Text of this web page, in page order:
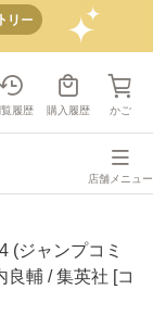
覧履歴 購入履歴 かご
店舗メニュー
(ジャンプコミ
良輔 / 集英社 [コ